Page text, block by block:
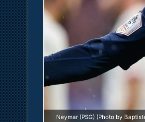
Neymar (PSG) (Photo by